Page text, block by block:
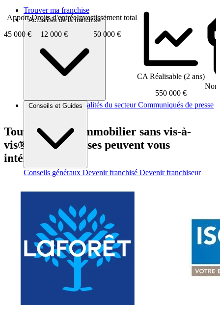
Trouver ma franchise
Actualités de la franchise
Brèves et actus Actualités du secteur Communiqués de presse
Conseils et Guides
Conseils généraux Devenir franchisé Devenir franchiseur
Apport
45 000 €
Droits d'entrée
12 000 €
Investissement total
50 000 €
CA Réalisable (2 ans)
550 000 €
Tout comme L’immobilier sans vis-à-
vis®, ces franchises peuvent vous
intéresser